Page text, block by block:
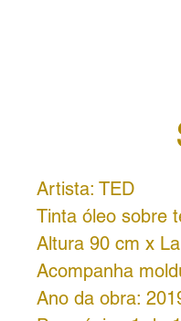
Artista: TED
Tinta óleo sobre
Altura 90 cm x
Acompanha
Ano da obra: